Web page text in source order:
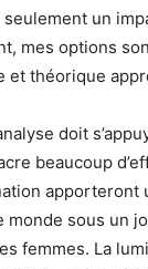
seulement un
mes options
théorique
doit
beaucoup
apporteront
sous un
femmes. La